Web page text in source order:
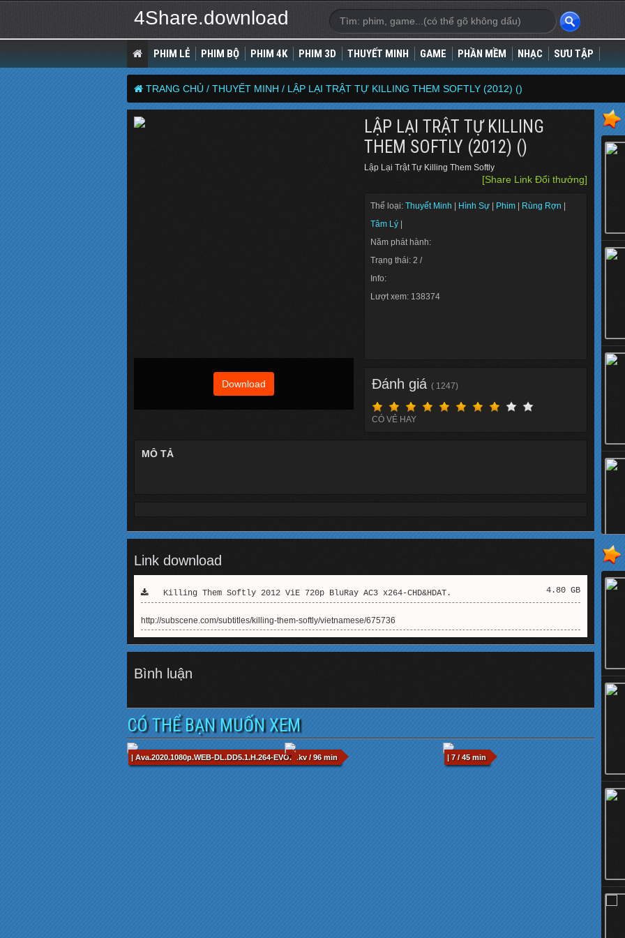
4Share.download
PHIM LẺ PHIM BỘ PHIM 4K PHIM 3D THUYẾT MINH GAME PHẦN MỀM NHẠC SƯU TẬP
TRANG CHỦ / THUYẾT MINH / LẬP LẠI TRẬT TỰ KILLING THEM SOFTLY (2012) ()
Download
LẬP LẠI TRẬT TỰ KILLING
THEM SOFTLY (2012) ()
Lập Lại Trật Tự Killing Them Softly
[Share Link Đổi thưởng]
Thể loại: Thuyết Minh Hình Sự Phim Rùng Rợn
Tâm Lý
Năm phát hành:
Trạng thái: 2 /
Info:
Lượt xem: 138374
Đánh giá ( 1247)
CÓ VẺ HAY
MÔ TẢ
Link download
Killing Them Softly 2012 ViE 720p BluRay AC3 x264-CHD&HDAT. 4.80 GB
http://subscene.com/subtitles/killing-them-softly/vietnamese/675736
Bình luận
CÓ THỂ BẠN MUỐN XEM
| Ava.2020.1080p.WEB-DL.DD5.1.H.264-EVO.mkv / 96 min | 7 / 45 min